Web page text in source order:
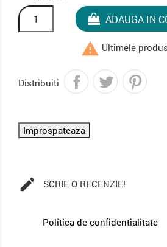
ADAUGA IN
 Ultimele
Distribuiti
 SCRIE O RECENZIE!
Politica de confidentialitate